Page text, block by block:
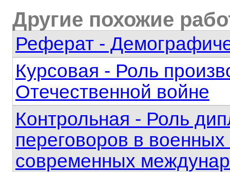
Другие похожие
Реферат -
Курсовая - Роль
Отечественной войне
Контрольная - Роль
переговоров в
современных